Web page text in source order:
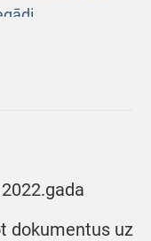
dokumentus uz